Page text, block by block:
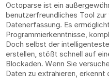
Octoparse ist ein
benutzerfreundliches Tool zur
Datenerfassung. Es
Programmierkenntnisse,
Doch selbst der
erstellen, stößt schnell auf
Blockaden. Wenn Sie
Daten zu extrahieren,